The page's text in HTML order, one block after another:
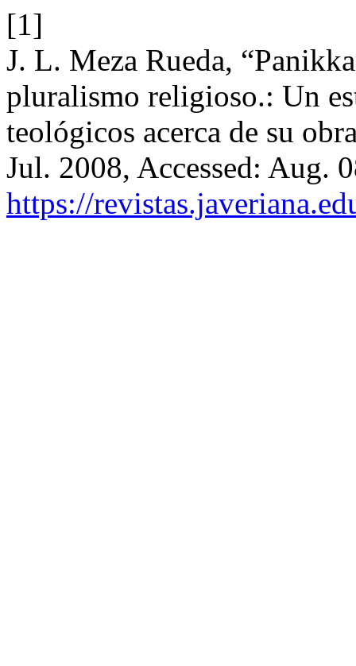
[1]
J. L. Meza Rueda,
pluralismo religioso.: Un
teológicos acerca de su
Jul. 2008, Accessed: Aug.
https://